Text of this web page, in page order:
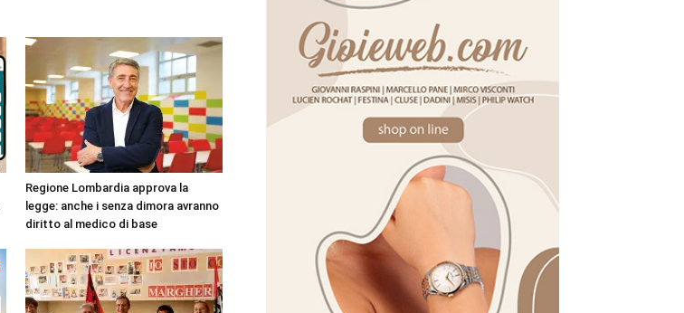
Regione Lombardia approva la
legge: anche i senza dimora avranno
diritto al medico di base